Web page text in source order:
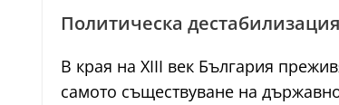
Политическа
В края на XIII век България
самото съществуване на